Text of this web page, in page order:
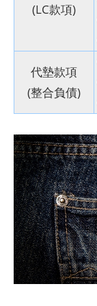
(LC款項)
代墊款項
(整合負債)